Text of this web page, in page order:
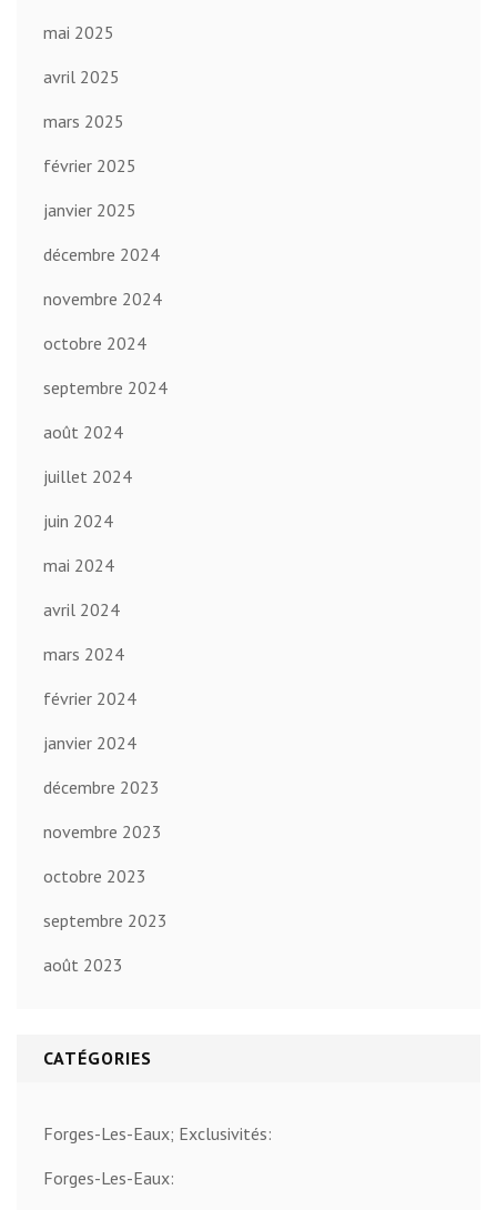
mai 2025
avril 2025
mars 2025
février 2025
janvier 2025
décembre 2024
novembre 2024
octobre 2024
septembre 2024
août 2024
juillet 2024
juin 2024
mai 2024
avril 2024
mars 2024
février 2024
janvier 2024
décembre 2023
novembre 2023
octobre 2023
septembre 2023
août 2023
CATÉGORIES
Forges-Les-Eaux; Exclusivités:
Forges-Les-Eaux: